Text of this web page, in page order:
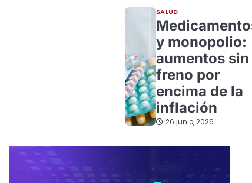
SALUD
y monopolio:
aumentos sin
freno por
encima de la
inflación
26 junio, 2026